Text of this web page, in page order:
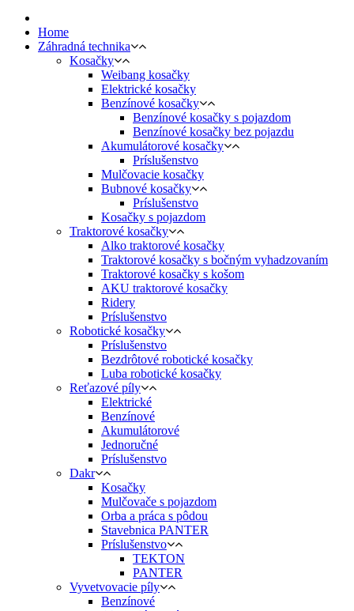
Home
Záhradná technika
Kosačky
Weibang kosačky
Elektrické kosačky
Benzínové kosačky
Benzínové kosačky s pojazdom
Benzínové kosačky bez pojazdu
Akumulátorové kosačky
Príslušenstvo
Mulčovacie kosačky
Bubnové kosačky
Príslušenstvo
Kosačky s pojazdom
Traktorové kosačky
Alko traktorové kosačky
Traktorové kosačky s bočným vyhadzovaním
Traktorové kosačky s košom
AKU traktorové kosačky
Ridery
Príslušenstvo
Robotické kosačky
Príslušenstvo
Bezdrôtové robotické kosačky
Luba robotické kosačky
Reťazové píly
Elektrické
Benzínové
Akumulátorové
Jednoručné
Príslušenstvo
Dakr
Kosačky
Mulčovače s pojazdom
Orba a práca s pôdou
Stavebnica PANTER
Príslušenstvo
TEKTON
PANTER
Vyvetvovacie píly
Benzínové